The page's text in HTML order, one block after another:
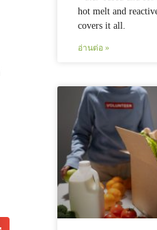
hot melt and
covers it all.
อ่านต่อ »